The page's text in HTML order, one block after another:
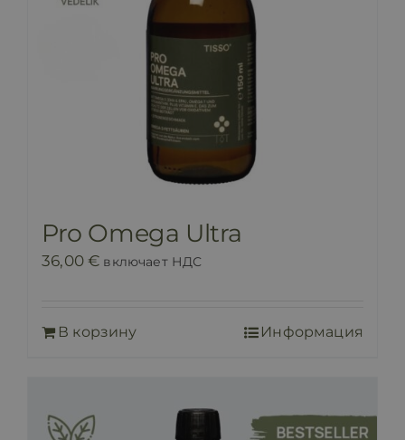
Pro Omega Ultra
36,00€ включает НДС
В корзину Информация